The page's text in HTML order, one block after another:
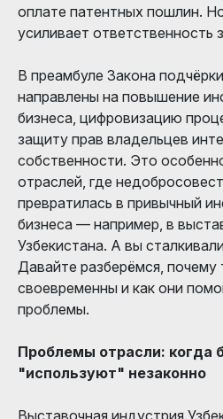
оплате патентных пошлин.
усиливает ответственность
В преамбуле Закона
направлены на повышение
бизнеса, цифровизацию
защиту прав владельцев
собственности. Это
отраслей, где
превратилась в привычный
бизнеса — например, в
Узбекистана. А вы
Давайте разберёмся, почему
своевременны и как они
проблемы.
Проблемы отрасли: когда
"используют" незаконно
Выставочная индустрия